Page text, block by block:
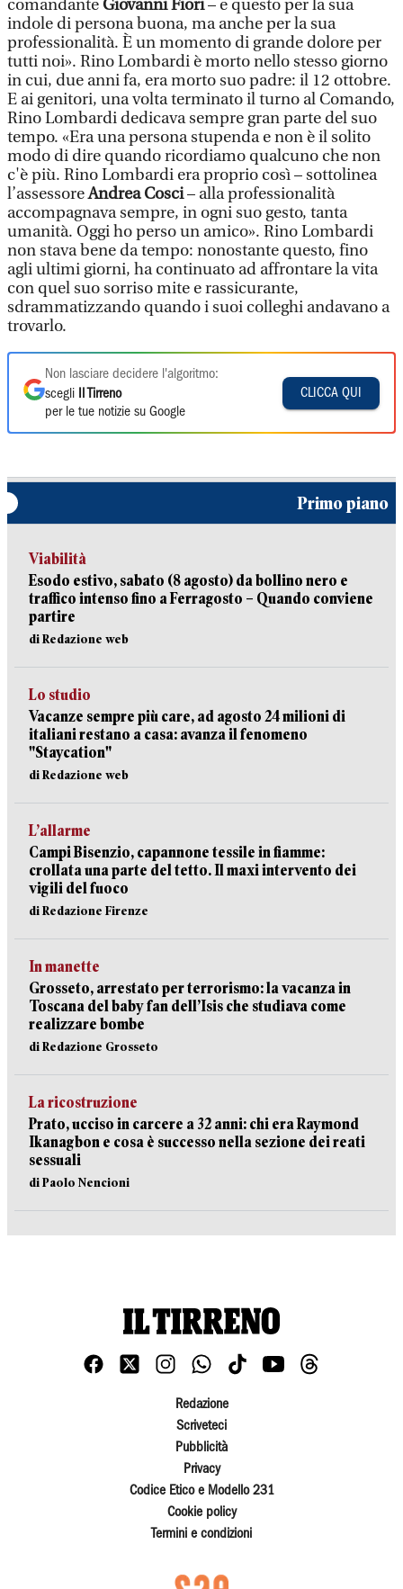
comandanteGiovanni Fiori– e questo per la sua
indole di persona buona, ma anche per la sua
professionalità. È un momento di grande dolore per
tutti noi». Rino Lombardi è morto nello stesso giorno
in cui, due anni fa, era morto suo padre: il 12 ottobre.
E ai genitori, una volta terminato il turno al Comando,
Rino Lombardi dedicava sempre gran parte del suo
tempo. «Era una persona stupenda e non è il solito
modo di dire quando ricordiamo qualcuno che non
c'è più. Rino Lombardi era proprio così – sottolinea
l’assessoreAndrea Cosci– alla professionalità
accompagnava sempre, in ogni suo gesto, tanta
umanità. Oggi ho perso un amico». Rino Lombardi
non stava bene da tempo: nonostante questo, fino
agli ultimi giorni, ha continuato ad affrontare la vita
con quel suo sorriso mite e rassicurante,
sdrammatizzando quando i suoi colleghi andavano a
trovarlo.
Non lasciare decidere l'algoritmo:
scegli
Il Tirreno
per le tue notizie su Google
CLICCA QUI
Primo piano
Viabilità
Esodo estivo, sabato (8 agosto) da bollino nero e
traffico intenso fino a Ferragosto – Quando conviene
partire
di Redazione web
Lo studio
Vacanze sempre più care, ad agosto 24 milioni di
italiani restano a casa: avanza il fenomeno
"Staycation"
di Redazione web
L’allarme
Campi Bisenzio, capannone tessile in fiamme:
crollata una parte del tetto. Il maxi intervento dei
vigili del fuoco
di Redazione Firenze
In manette
Grosseto, arrestato per terrorismo: la vacanza in
Toscana del baby fan dell’Isis che studiava come
realizzare bombe
di Redazione Grosseto
La ricostruzione
Prato, ucciso in carcere a 32 anni: chi era Raymond
Ikanagbon e cosa è successo nella sezione dei reati
sessuali
di Paolo Nencioni
Redazione
Scriveteci
Pubblicità
Privacy
Codice Etico e Modello 231
Cookie policy
Termini e condizioni